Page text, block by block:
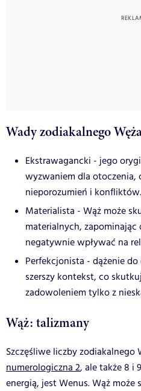
Wady zodiakalnego
Ekstrawagancki -jego
wyzwaniem dla otoczenia,
nieporozumień i konfliktów.
Materialista - Wąż może
materialnych,
negatywnie wpływać na
Perfekcjonista - dążenie do
szerszy kontekst, co
zadowoleniem tylko z
Wąż: talizmany
Szczęśliwe liczby zodiakalnego
numerologiczna 2, ale także 8 i
energią, jest Wenus. Wąż może